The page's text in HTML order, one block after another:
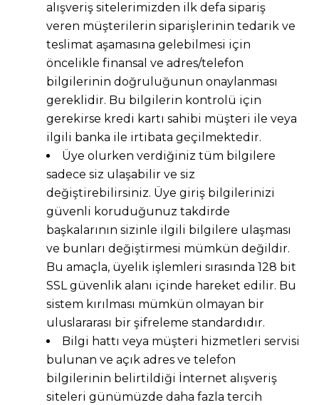
alışveriş sitelerimizden ilk defa sipariş
veren müşterilerin siparişlerinin tedarik ve
teslimat aşamasına gelebilmesi için
öncelikle finansal ve adres/telefon
bilgilerinin doğruluğunun onaylanması
gereklidir. Bu bilgilerin kontrolü için
gerekirse kredi kartı sahibi müşteri ile veya
ilgili banka ile irtibata geçilmektedir.
Üye olurken verdiğiniz tüm bilgilere
sadece siz ulaşabilir ve siz
değiştirebilirsiniz. Üye giriş bilgilerinizi
güvenli koruduğunuz takdirde
başkalarının sizinle ilgili bilgilere ulaşması
ve bunları değiştirmesi mümkün değildir.
Bu amaçla, üyelik işlemleri sırasında 128 bit
SSL güvenlik alanı içinde hareket edilir. Bu
sistem kırılması mümkün olmayan bir
uluslararası bir şifreleme standardıdır.
Bilgi hattı veya müşteri hizmetleri servisi
bulunan ve açık adres ve telefon
bilgilerinin belirtildiği İnternet alışveriş
siteleri günümüzde daha fazla tercih